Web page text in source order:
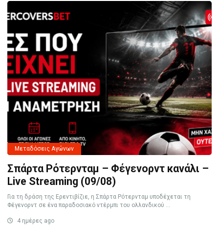
Μεταδόσεις Αγώνων
Σπάρτα Ρότερνταμ – Φέγενορντ κανάλι –
Live Streaming (09/08)
Για τη δράση της Ερεντιβίζιε, η Σπάρτα Ρότερνταμ υποδέχεται τη
Φέγενορντ σε ένα παραδοσιακό ντέρμπι του ολλανδικού ...
4 ημέρες ago